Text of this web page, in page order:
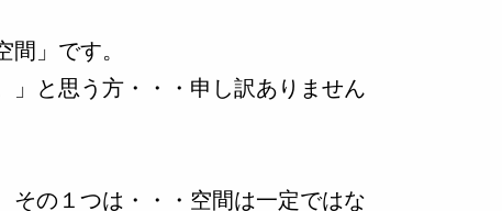
」です。
」と思う方・・・申し訳ありません
その１つは・・・空間は一定ではな